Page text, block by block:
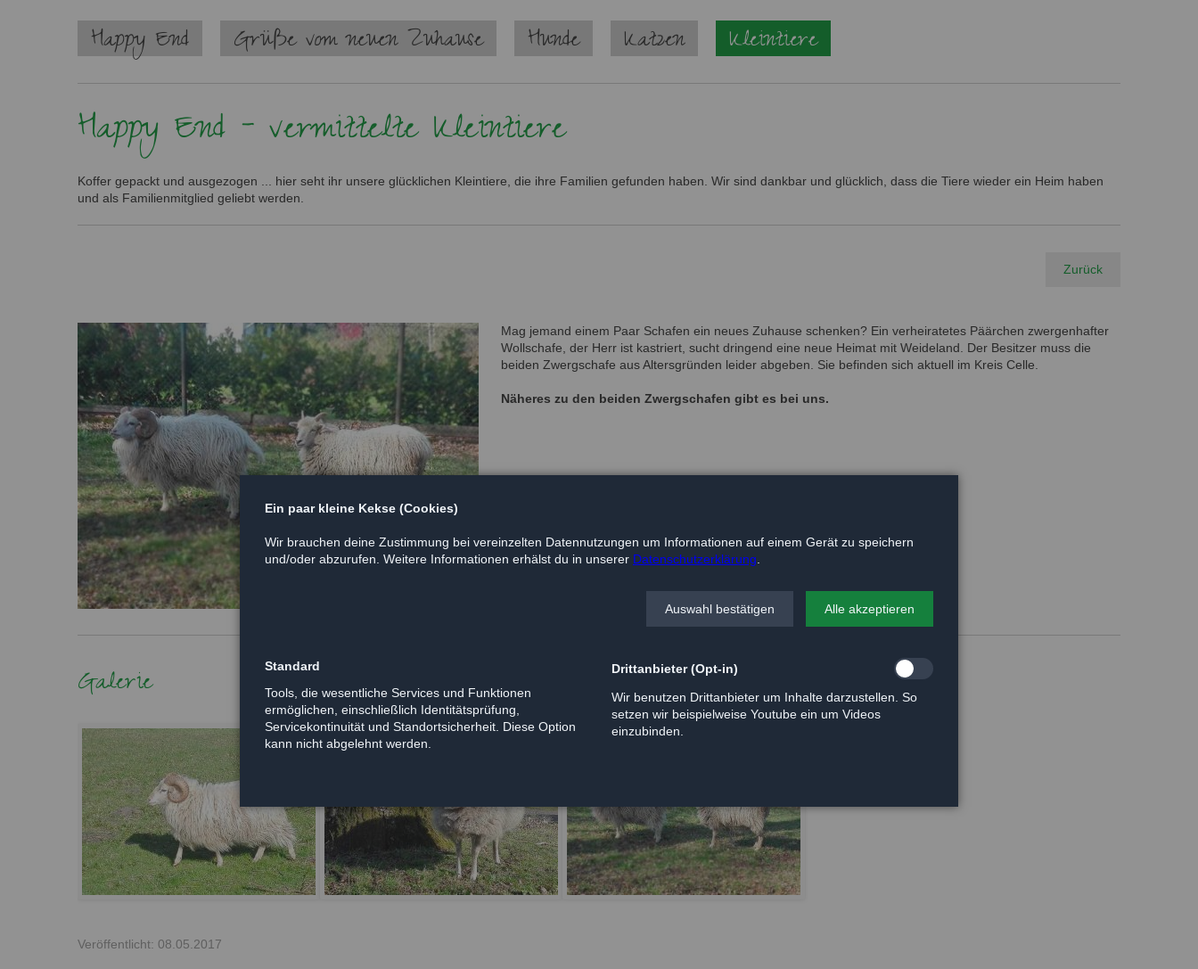
Navigation
überspringen
Happy End Grüße vom neuen Zuhause Hunde Katzen Kleintiere
Happy End - vermittelte Kleintiere
Koffer gepackt und ausgezogen ... hier seht ihr unsere glücklichen Kleintiere, die ihre Familien gefunden haben. Wir sind dankbar und glücklich, dass die Tiere wieder ein Heim haben
und als Familienmitglied geliebt werden.
Zurück
Mag jemand einem Paar Schafen ein neues Zuhause schenken? Ein verheiratetes Päärchen zwergenhafter
Wollschafe, der Herr ist kastriert, sucht dringend eine neue Heimat mit Weideland. Der Besitzer muss die
beiden Zwergschafe aus Altersgründen leider abgeben. Sie befinden sich aktuell im Kreis Celle.
Näheres zu den beiden Zwergschafen gibt es bei uns.
Galerie
Veröffentlicht: 08.05.2017
Ein paar kleine Kekse (Cookies)
Wir brauchen deine Zustimmung bei vereinzelten Datennutzungen um Informationen auf einem Gerät zu speichern
und/oder abzurufen. Weitere Informationen erhälst du in unserer Datenschutzerklärung.
Auswahl bestätigen Alle akzeptieren
Standard
Tools, die wesentliche Services und Funktionen
ermöglichen, einschließlich Identitätsprüfung,
Servicekontinuität und Standortsicherheit. Diese Option
kann nicht abgelehnt werden.
Drittanbieter (Opt-in)
Wir benutzen Drittanbieter um Inhalte darzustellen. So
setzen wir beispielweise Youtube ein um Videos
einzubinden.